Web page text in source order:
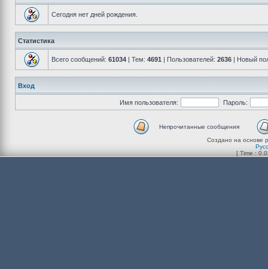
Сегодня нет дней рождения.
Статистика
Всего сообщений: 61034 | Тем: 4691 | Пользователей: 2636 | Новый
Вход
Имя пользователя: Пароль:
Непрочитанные сообщения
Создано на основе
[ Time :